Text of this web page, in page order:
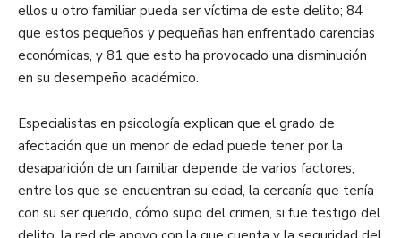
ellos u otro familiar pueda ser víctima de este delito; 84
que estos pequeños y pequeñas han enfrentado carencias
económicas, y 81 que esto ha provocado una disminución
en su desempeño académico.
Especialistas en psicología explican que el grado de
afectación que un menor de edad puede tener por la
desaparición de un familiar depende de varios factores,
entre los que se encuentran su edad, la cercanía que tenía
con su ser querido, cómo supo del crimen, si fue testigo del